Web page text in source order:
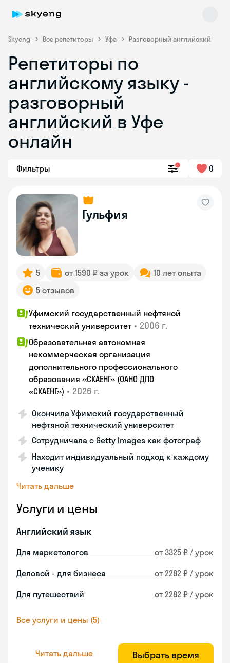
Skyeng Все репетиторы Уфа Разговорный английский
Репетиторы по
английскому языку -
разговорный
английский в Уфе
онлайн
Фильтры 0
Гульфия
5 от 1590 ₽ за урок
10 лет опыта
5 отзывов
Уфимский государственный нефтяной
технический университет • 2006 г.
Образовательная автономная
некоммерческая организация
дополнительного профессионального
образования «СКАЕНГ» (ОАНО ДПО
«СКАЕНГ») • 2026 г.
Окончила Уфимский государственный
нефтяной технический университет
Сотрудничала с Getty Images как фотограф
Находит индивидуальный подход к каждому
ученику
Читать дальше
Услуги и цены
Английский язык
Для маркетологов от 3325 ₽ / урок
Деловой - для бизнеса от 2282 ₽ / урок
Для путешествий от 2282 ₽ / урок
Все услуги и цены (5)
Читать дальше Выбрать время
Skyeng Chat
online